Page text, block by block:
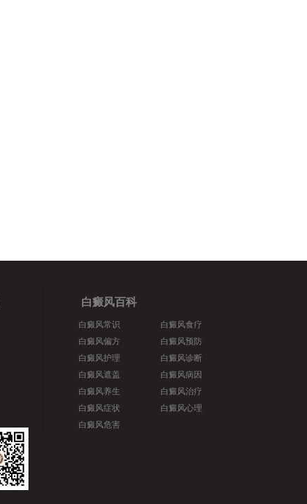
白癜风百科
白癜风常识
白癜风偏方
白癜风护理
白癜风遮盖
白癜风养生
白癜风症状
白癜风危害
白癜风食疗
白癜风预防
白癜风诊断
白癜风病因
白癜风治疗
白癜风心理